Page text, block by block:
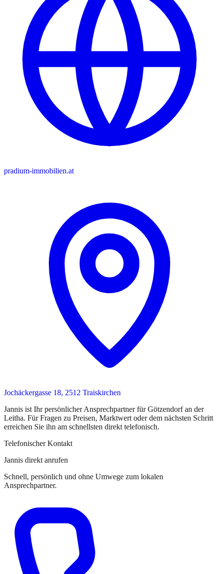
pradium-immobilien.at
Jochäckergasse 18, 2512 Traiskirchen
Jannis ist Ihr persönlicher Ansprechpartnerfür Götzendorf an der
Leitha. Für Fragen zu Preisen, Marktwert oder dem nächsten Schritt
erreichen Sie ihn am schnellsten direkt telefonisch.
Telefonischer Kontakt
Jannis direkt anrufen
Schnell, persönlich und ohne Umwege zum lokalen
Ansprechpartner.